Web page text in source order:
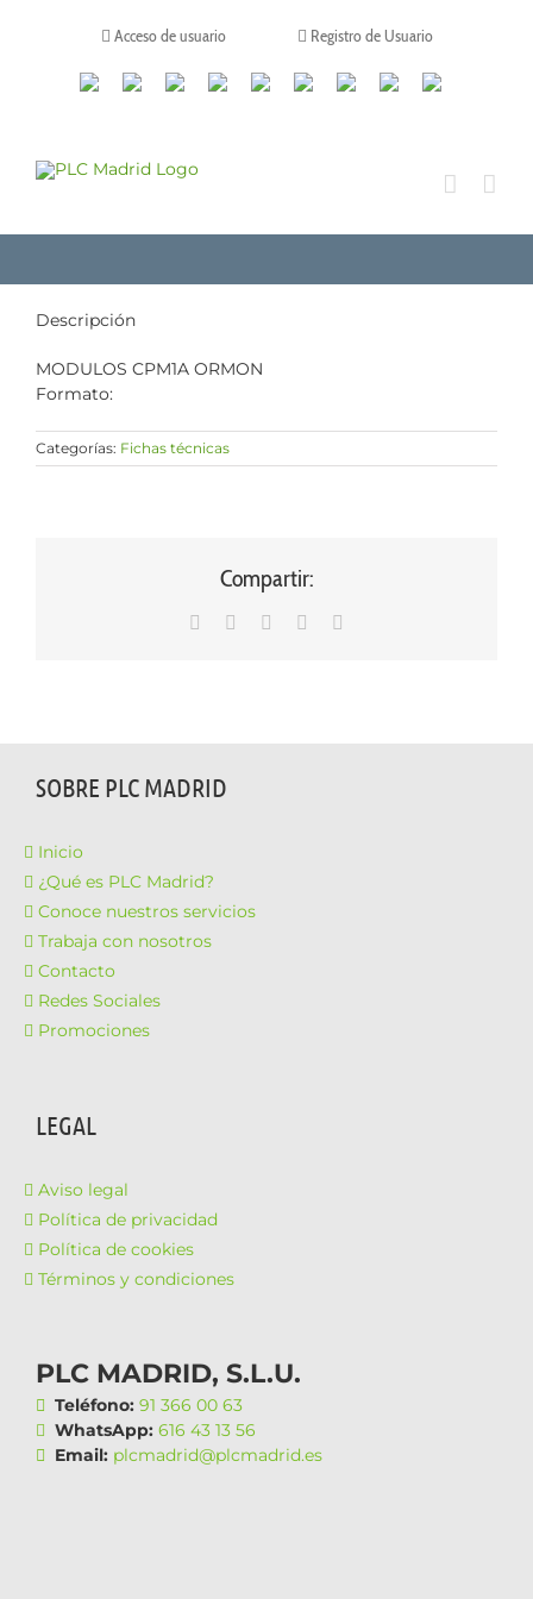
Acceso de usuario Registro de Usuario
CanalesLinkedinYoutubeTiktokFacebookInstagram
X TwitchContacto
Descripción
MODULOS CPM1A ORMON
Formato:
Categorías: Fichas técnicas
Compartir:
WhatsAppLinkedInFacebook
SOBRE PLC MADRID
Inicio
¿Qué es PLC Madrid?
Conoce nuestros servicios
Trabaja con nosotros
Contacto
Redes Sociales
Promociones
LEGAL
Aviso legal
Política de privacidad
Política de cookies
Términos y condiciones
PLC MADRID, S.L.U.
Teléfono: 91 366 00 63
WhatsApp: 616 43 13 56
Email: plcmadrid@plcmadrid.es